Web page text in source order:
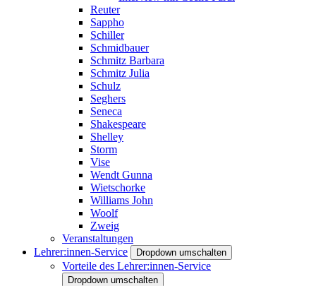
Reuter
Sappho
Schiller
Schmidbauer
Schmitz Barbara
Schmitz Julia
Schulz
Seghers
Seneca
Shakespeare
Shelley
Storm
Vise
Wendt Gunna
Wietschorke
Williams John
Woolf
Zweig
Veranstaltungen
Lehrer:innen-Service
Dropdown umschalten
Vorteile des Lehrer:innen-Service
Dropdown umschalten